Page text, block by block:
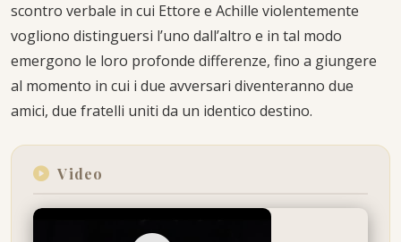
scontro verbale in cui Ettore e Achille violentemente
vogliono distinguersi l’uno dall’altro e in tal modo
emergono le loro profonde differenze, fino a giungere
al momento in cui i due avversari diventeranno due
amici, due fratelli uniti da un identico destino.
Video